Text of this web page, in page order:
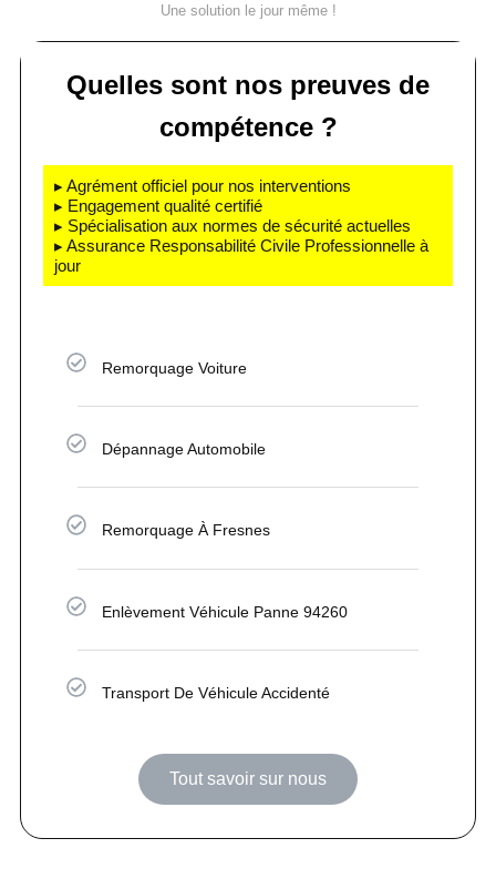
Une solution le jour même !
Quelles sont nos preuves de
compétence ?
▸ Agrément officiel pour nos interventions
▸ Engagement qualité certifié
▸ Spécialisation aux normes de sécurité actuelles
▸ Assurance Responsabilité Civile Professionnelle à
jour
Remorquage Voiture
Dépannage Automobile
Remorquage À Fresnes
Enlèvement Véhicule Panne 94260
Transport De Véhicule Accidenté
Tout savoir sur nous